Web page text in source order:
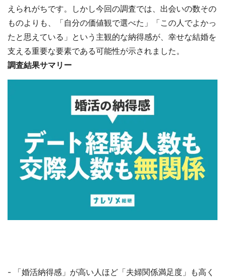
えられがちです。しかし今回の調査では、出会いの数その
ものよりも、「自分の価値観で選べた」「この人でよかっ
たと思えている」という主観的な納得感が、幸せな結婚を
支える重要な要素である可能性が示されました。
調査結果サマリー
- 「婚活納得感」が高い人ほど「夫婦関係満足度」も高く